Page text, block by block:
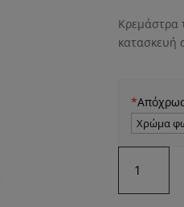
Κρεμάστρα
κατασκευή
*
Κρεμάστρα
τοίχου